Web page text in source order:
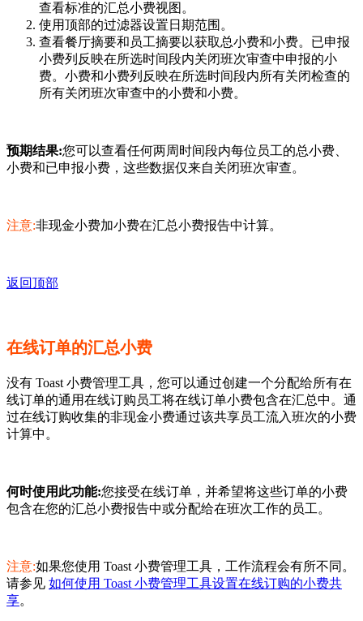
查看标准的汇总小费视图。
使用顶部的过滤器设置日期范围。
查看餐厅摘要和员工摘要以获取总小费和小费。已申报
小费列反映在所选时间段内关闭班次审查中申报的小
费。小费和小费列反映在所选时间段内所有关闭检查的
所有关闭班次审查中的小费和小费。
预期结果:您可以查看任何两周时间段内每位员工的总小费、
小费和已申报小费，这些数据仅来自关闭班次审查。
注意:非现金小费加小费在汇总小费报告中计算。
返回顶部
在线订单的汇总小费
没有 Toast 小费管理工具，您可以通过创建一个分配给所有在
线订单的通用在线订购员工将在线订单小费包含在汇总中。通
过在线订购收集的非现金小费通过该共享员工流入班次的小费
计算中。
何时使用此功能:您接受在线订单，并希望将这些订单的小费
包含在您的汇总小费报告中或分配给在班次工作的员工。
注意:如果您使用 Toast 小费管理工具，工作流程会有所不同。
请参见 如何使用 Toast 小费管理工具设置在线订购的小费共
享。